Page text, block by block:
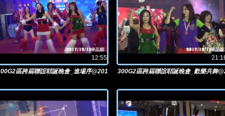
12:55
區跨屆聯誼耶誕晚會_進場序@201
300G2區跨屆聯誼耶誕晚會_歡樂共舞